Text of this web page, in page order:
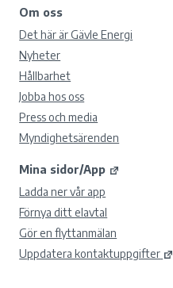
Om oss
Det här är Gävle Energi
Nyheter
Hållbarhet
Jobba hos oss
Press och media
Myndighetsärenden
Mina sidor/App
Ladda ner vår app
Förnya ditt elavtal
Gör en flyttanmälan
Uppdatera kontaktuppgifter